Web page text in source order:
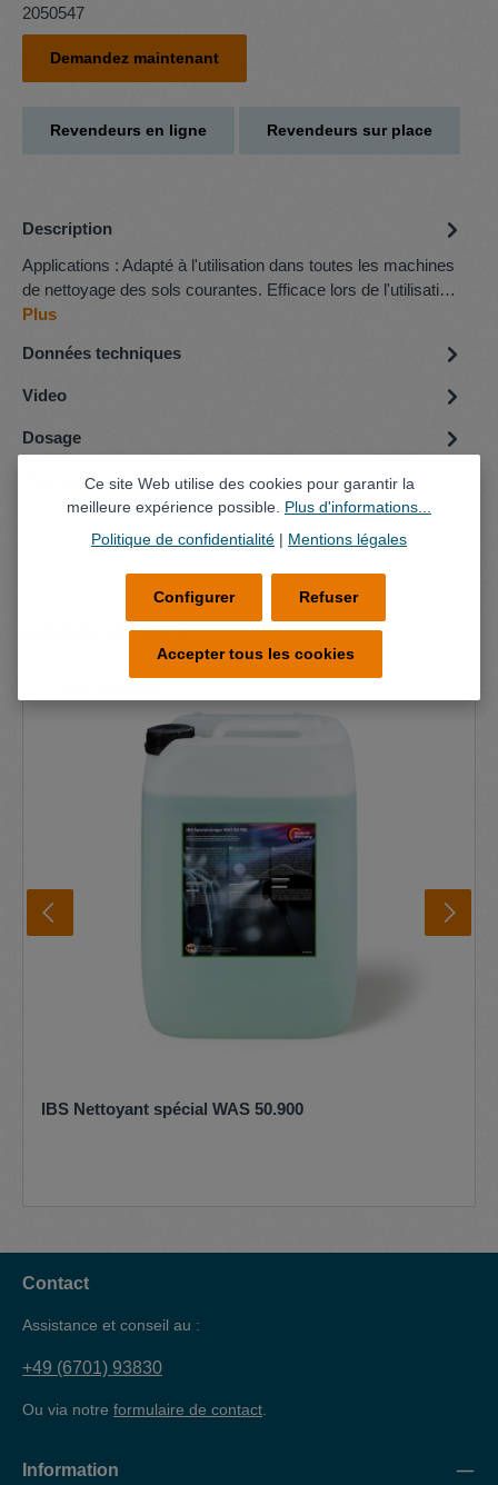
2050547
Demandez maintenant
Revendeurs en ligne Revendeurs sur place
Description
Applications : Adapté à l'utilisation dans toutes les machines
de nettoyage des sols courantes. Efficace lors de l'utilisati…
Plus
Données techniques
Video
Dosage
Avantages
Ignorer la galerie de produits
produits similaires
IBS Nettoyant spécial WAS 50.900
Contact
Assistance et conseil au :
+49 (6701) 93830
Ou via notre formulaire de contact
Information
Ce site Web utilise des cookies pour garantir la
meilleure expérience possible. Plus d'informations...
Politique de confidentialité | Mentions légales
Refuser
Configurer
Accepter tous les cookies